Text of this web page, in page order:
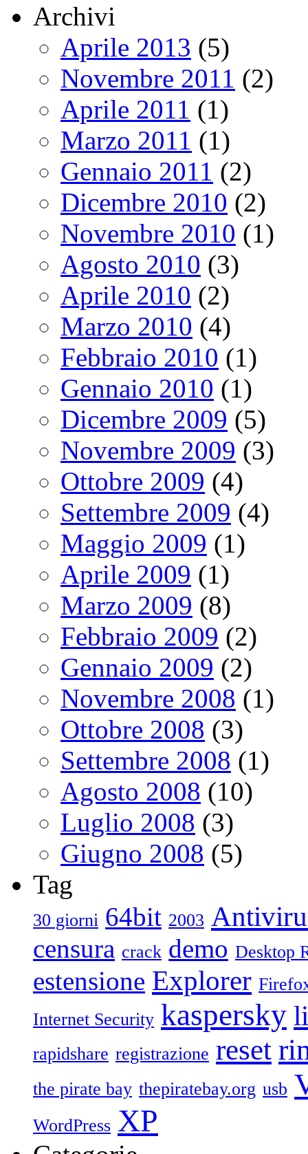
Archivi
Aprile 2013 (5)
Novembre 2011 (2)
Aprile 2011 (1)
Marzo 2011 (1)
Gennaio 2011 (2)
Dicembre 2010 (2)
Novembre 2010 (1)
Agosto 2010 (3)
Aprile 2010 (2)
Marzo 2010 (4)
Febbraio 2010 (1)
Gennaio 2010 (1)
Dicembre 2009 (5)
Novembre 2009 (3)
Ottobre 2009 (4)
Settembre 2009 (4)
Maggio 2009 (1)
Aprile 2009 (1)
Marzo 2009 (8)
Febbraio 2009 (2)
Gennaio 2009 (2)
Novembre 2008 (1)
Ottobre 2008 (3)
Settembre 2008 (1)
Agosto 2008 (10)
Luglio 2008 (3)
Giugno 2008 (5)
Tag
30 giorni 64bit 2003
censura crack demo Desktop
estensione Explorer
Internet Security kaspersky
rapidshare registrazione reset
the pirate bay thepiratebay.org usb
WordPress XP